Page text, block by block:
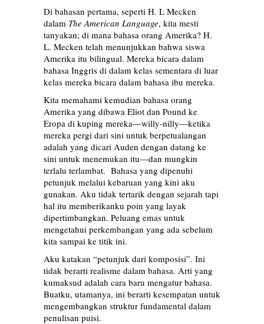
Di bahasan pertama, seperti H. L Mecken
dalam The American Language, kita mesti
tanyakan; di mana bahasa orang Amerika? H.
L. Mecken telah menunjukkan bahwa siswa
Amerika itu bilingual. Mereka bicara dalam
bahasa Inggris di dalam kelas sementara di luar
kelas mereka bicara dalam bahasa ibu mereka.
Kita memahami kemudian bahasa orang
Amerika yang dibawa Eliot dan Pound ke
Eropa di kuping mereka—willy-nilly—ketika
mereka pergi dari sini untuk berpetualangan
adalah yang dicari Auden dengan datang ke
sini untuk menemukan itu—dan mungkin
terlalu terlambat. Bahasa yang dipenuhi
petunjuk melalui kebaruan yang kini aku
gunakan. Aku tidak tertarik dengan sejarah tapi
hal itu memberikanku poin yang layak
dipertimbangkan. Peluang emas untuk
mengetahui perkembangan yang ada sebelum
kita sampai ke titik ini.
Aku katakan “petunjuk dari komposisi”. Ini
tidak berarti realisme dalam bahasa. Arti yang
kumaksud adalah cara baru mengatur bahasa.
Buatku, utamanya, ini berarti kesempatan untuk
mengembangkan struktur fundamental dalam
penulisan puisi.